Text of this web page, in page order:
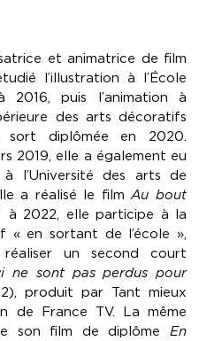
et animatrice de film
l’illustration à l’École
2016, puis l’animation à
des arts décoratifs
sort diplômée en 2020.
2019, elle a également eu
l’Université des arts de
a réalisé le filmAu bout
à 2022, elle participe à la
« en sortant de l’école »,
un second court
ne sont pas perdus pour
produit par Tant mieux
de France TV. La même
son film de diplôme En